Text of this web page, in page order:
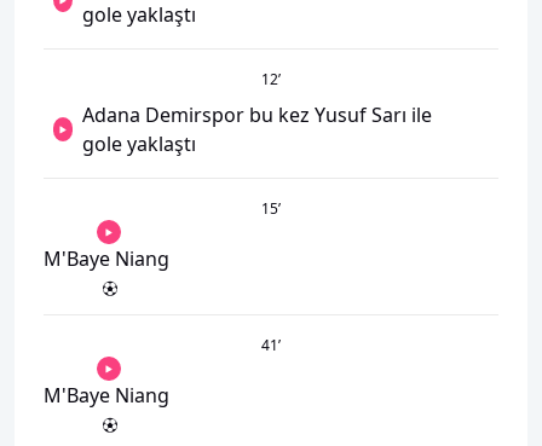
gole yaklaştı
12’
Adana Demirspor bu kez Yusuf Sarı ile
gole yaklaştı
15’
M'Baye Niang
41’
M'Baye Niang